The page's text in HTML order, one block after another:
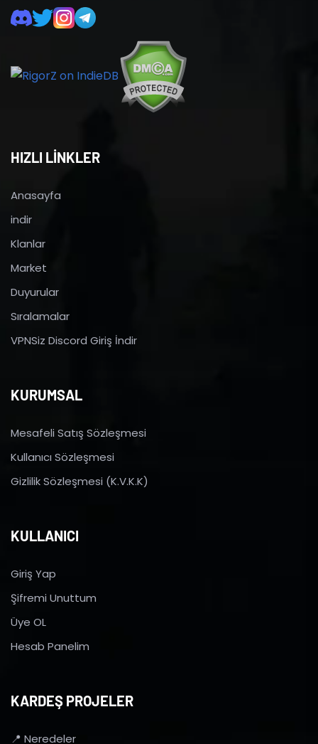
HIZLI LİNKLER
Anasayfa
indir
Klanlar
Market
Duyurular
Sıralamalar
VPNSiz Discord Giriş İndir
KURUMSAL
Mesafeli Satış Sözleşmesi
Kullanıcı Sözleşmesi
Gizlilik Sözleşmesi (K.V.K.K)
KULLANICI
Giriş Yap
Şifremi Unuttum
Üye OL
Hesab Panelim
KARDEŞ PROJELER
📍 Neredeler